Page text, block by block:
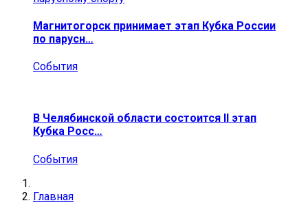
Магнитогорск принимает этап Кубка России
по парусн…
События
В Челябинской области состоится II этап
Кубка Росс…
События
Главная